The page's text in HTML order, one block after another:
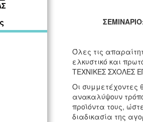
Όλες τις
ελκυστικό και
ΤΕΧΝΙΚΕΣ ΣΧΟΛΕΣ
Οι συμμετέχοντες
ανακαλύψουν
προϊόντα τους,
διαδικασία της